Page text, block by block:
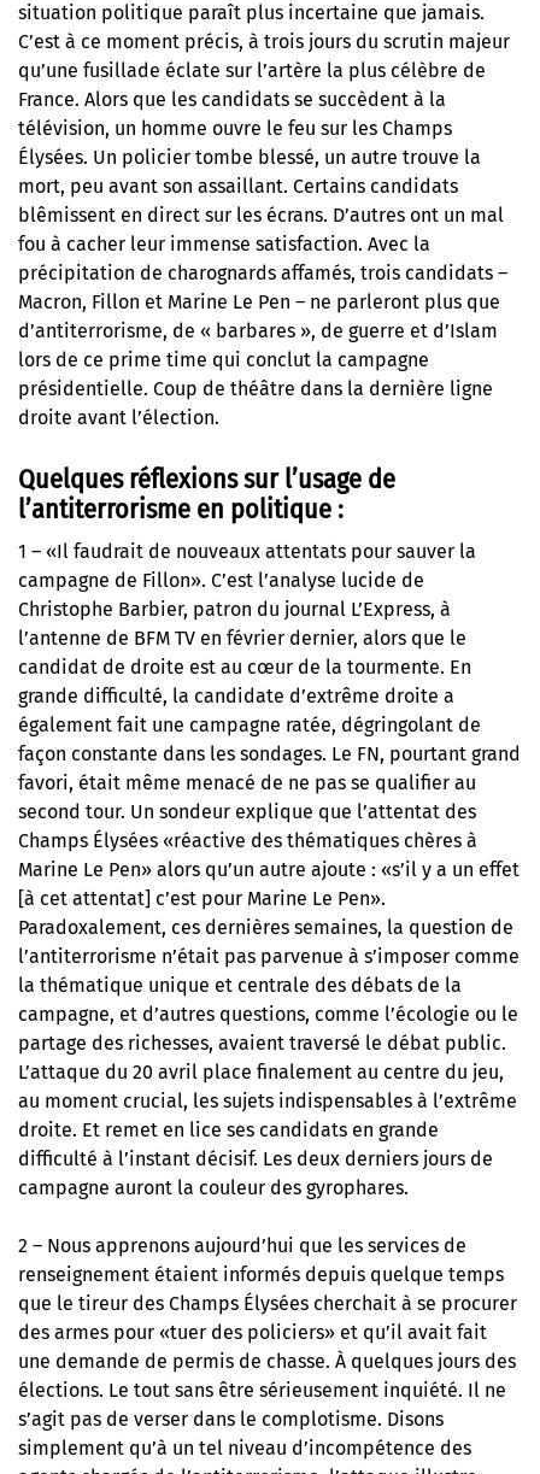
situation politique paraît plus incertaine que jamais.
C’est à ce moment précis, à trois jours du scrutin majeur
qu’une fusillade éclate sur l’artère la plus célèbre de
France. Alors que les candidats se succèdent à la
télévision, un homme ouvre le feu sur les Champs
Élysées. Un policier tombe blessé, un autre trouve la
mort, peu avant son assaillant. Certains candidats
blêmissent en direct sur les écrans. D’autres ont un mal
fou à cacher leur immense satisfaction. Avec la
précipitation de charognards affamés, trois candidats –
Macron, Fillon et Marine Le Pen – ne parleront plus que
d’antiterrorisme, de « barbares », de guerre et d’Islam
lors de ce prime time qui conclut la campagne
présidentielle. Coup de théâtre dans la dernière ligne
droite avant l’élection.
Quelques réflexions sur l’usage de
l’antiterrorisme en politique :
1 – «Il faudrait de nouveaux attentats pour sauver la
campagne de Fillon». C’est l’analyse lucide de
Christophe Barbier, patron du journal L’Express, à
l’antenne de BFM TV en février dernier, alors que le
candidat de droite est au cœur de la tourmente. En
grande difficulté, la candidate d’extrême droite a
également fait une campagne ratée, dégringolant de
façon constante dans les sondages. Le FN, pourtant grand
favori, était même menacé de ne pas se qualifier au
second tour. Un sondeur explique que l’attentat des
Champs Élysées «réactive des thématiques chères à
Marine Le Pen» alors qu’un autre ajoute : «s’il y a un effet
[à cet attentat] c’est pour Marine Le Pen».
Paradoxalement, ces dernières semaines, la question de
l’antiterrorisme n’était pas parvenue à s’imposer comme
la thématique unique et centrale des débats de la
campagne, et d’autres questions, comme l’écologie ou le
partage des richesses, avaient traversé le débat public.
L’attaque du 20 avril place finalement au centre du jeu,
au moment crucial, les sujets indispensables à l’extrême
droite. Et remet en lice ses candidats en grande
difficulté à l’instant décisif. Les deux derniers jours de
campagne auront la couleur des gyrophares.
2 – Nous apprenons aujourd’hui que les services de
renseignement étaient informés depuis quelque temps
que le tireur des Champs Élysées cherchait à se procurer
des armes pour «tuer des policiers» et qu’il avait fait
une demande de permis de chasse. À quelques jours des
élections. Le tout sans être sérieusement inquiété. Il ne
s’agit pas de verser dans le complotisme. Disons
simplement qu’à un tel niveau d’incompétence des